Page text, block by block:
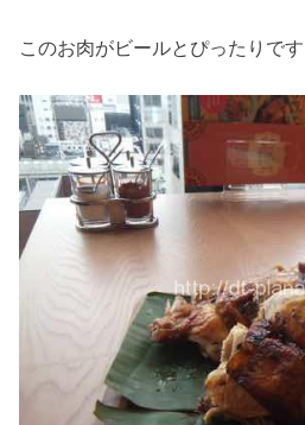
このお肉がビールとぴったりです